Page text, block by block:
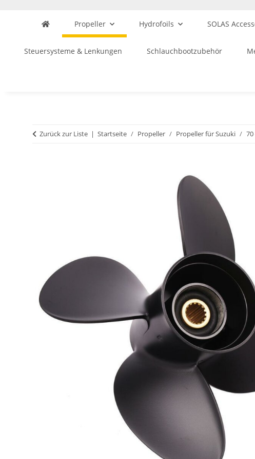
Propeller Hydrofoils SOLAS
Steuersysteme & Lenkungen Schlauchbootzubehör
Zurück zur Liste Startseite Propeller Propeller für Suzuki 70